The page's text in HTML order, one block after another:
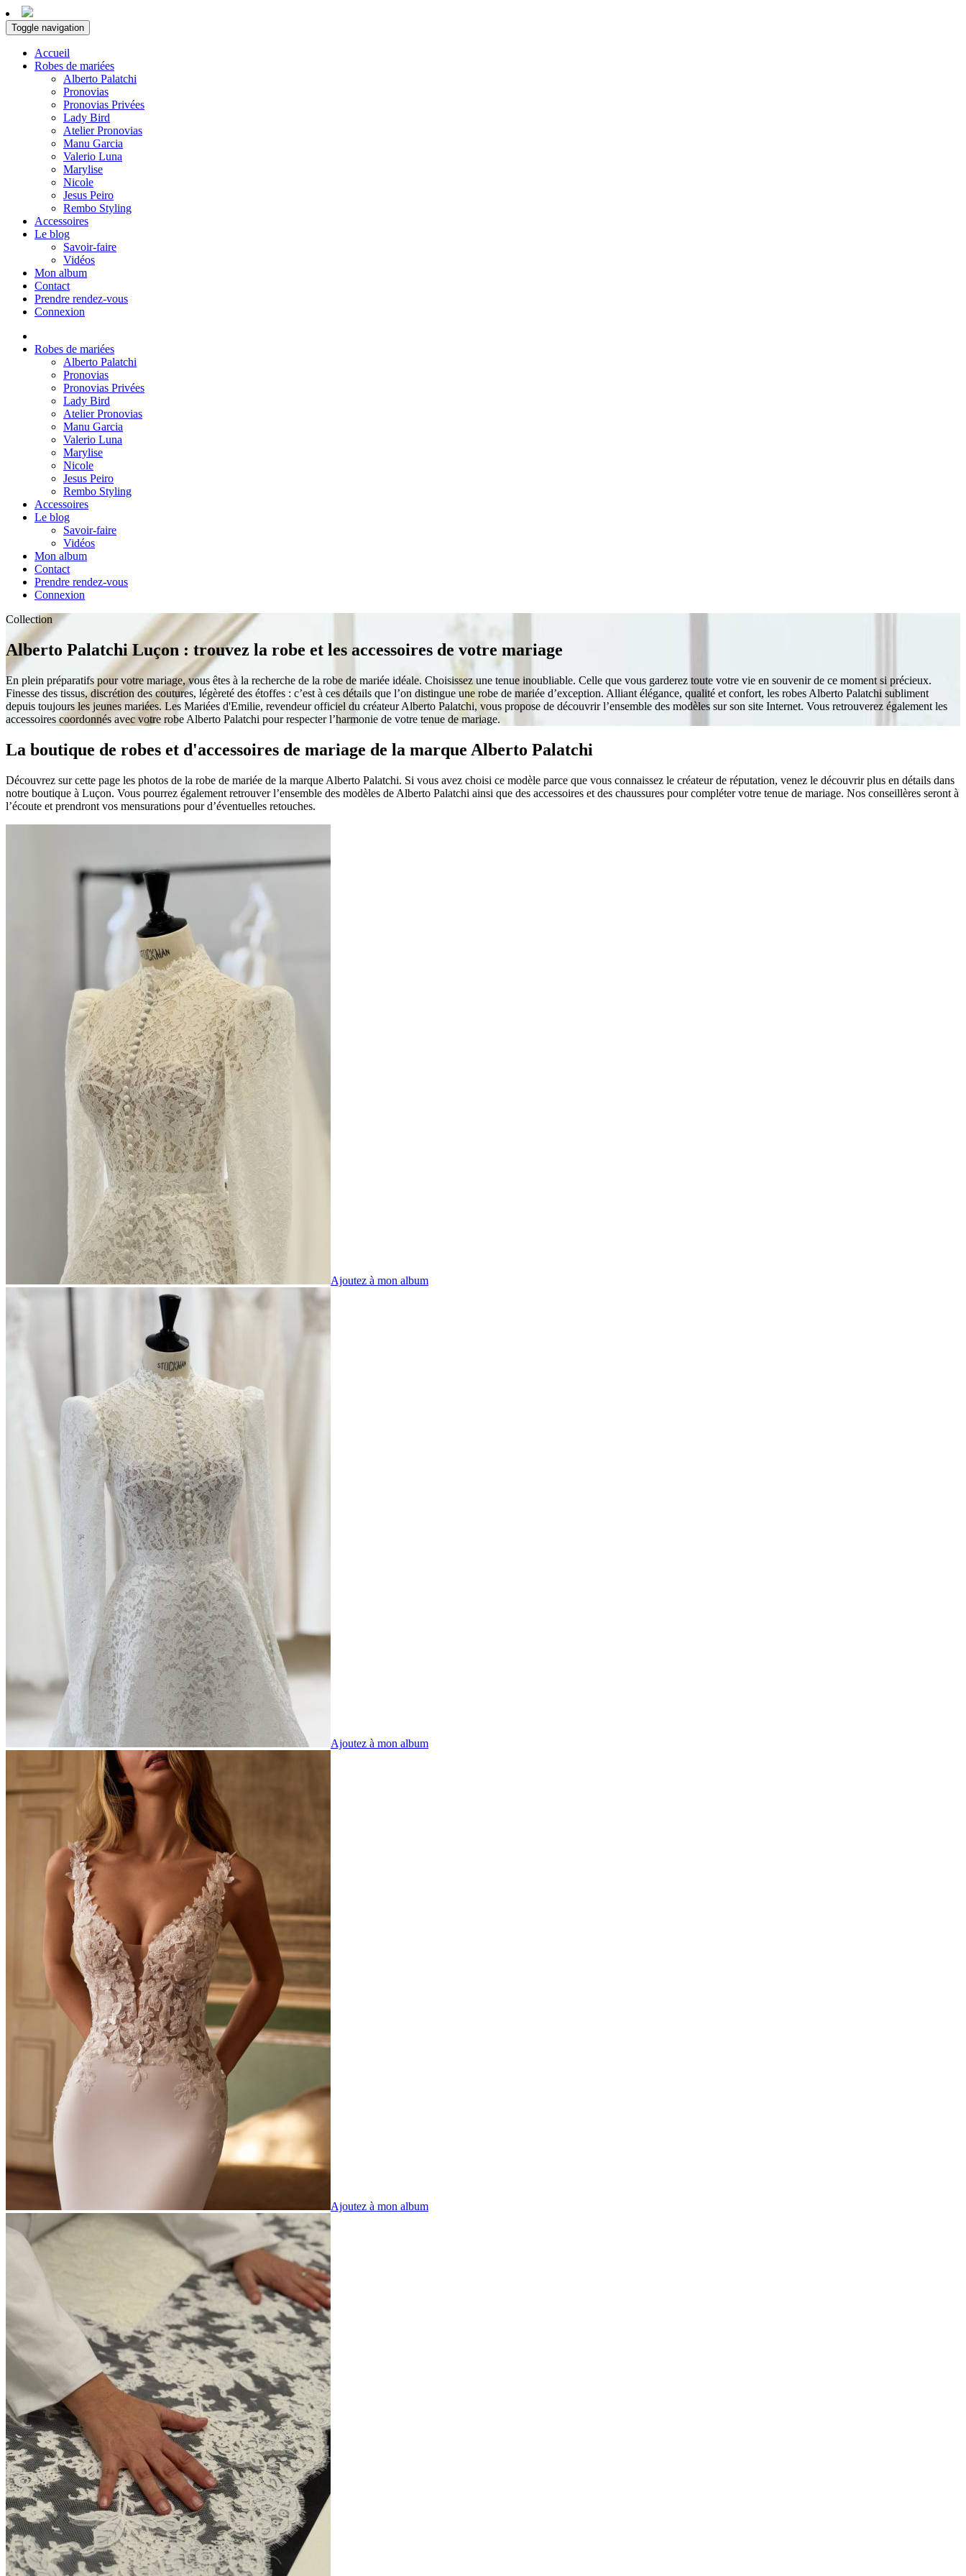
Toggle navigation
Accueil
Robes de mariées
Alberto Palatchi
Pronovias
Pronovias Privées
Lady Bird
Atelier Pronovias
Manu Garcia
Valerio Luna
Marylise
Nicole
Jesus Peiro
Rembo Styling
Accessoires
Le blog
Savoir-faire
Vidéos
Mon album
Contact
Prendre rendez-vous
Connexion
Robes de mariées
Alberto Palatchi
Pronovias
Pronovias Privées
Lady Bird
Atelier Pronovias
Manu Garcia
Valerio Luna
Marylise
Nicole
Jesus Peiro
Rembo Styling
Accessoires
Le blog
Savoir-faire
Vidéos
Mon album
Contact
Prendre rendez-vous
Connexion
Collection
Alberto Palatchi Luçon : trouvez la robe et les accessoires de votre mariage
En plein préparatifs pour votre mariage, vous êtes à la recherche de la robe de mariée idéale. Choisissez une tenue inoubliable. Celle que vous garderez toute votre vie en souvenir de ce moment si précieux.
Finesse des tissus, discrétion des coutures, légèreté des étoffes : c’est à ces détails que l’on distingue une robe de mariée d’exception. Alliant élégance, qualité et confort, les robes Alberto Palatchi subliment
depuis toujours les jeunes mariées. Les Mariées d'Emilie, revendeur officiel du créateur Alberto Palatchi, vous propose de découvrir l’ensemble des modèles sur son site Internet. Vous retrouverez également les
accessoires coordonnés avec votre robe Alberto Palatchi pour respecter l’harmonie de votre tenue de mariage.
La boutique de robes et d'accessoires de mariage de la marque Alberto Palatchi
Découvrez sur cette page les photos de la robe de mariée de la marque Alberto Palatchi. Si vous avez choisi ce modèle parce que vous connaissez le créateur de réputation, venez le découvrir plus en détails dans
notre boutique à Luçon. Vous pourrez également retrouver l’ensemble des modèles de Alberto Palatchi ainsi que des accessoires et des chaussures pour compléter votre tenue de mariage. Nos conseillères seront à
l’écoute et prendront vos mensurations pour d’éventuelles retouches.
Ajoutez à mon album
Ajoutez à mon album
Ajoutez à mon album